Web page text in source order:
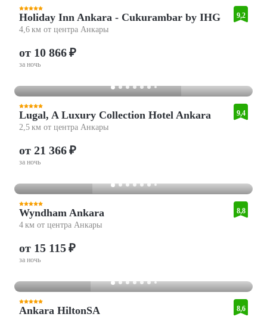
Holiday Inn Ankara - Cukurambar by IHG
4,6 км от центра Анкары
9,2
от 10 866 ₽
за ночь
Lugal, A Luxury Collection Hotel Ankara
2,5 км от центра Анкары
9,4
от 21 366 ₽
за ночь
Wyndham Ankara
4 км от центра Анкары
8,8
от 15 115 ₽
за ночь
Ankara HiltonSA 8,6